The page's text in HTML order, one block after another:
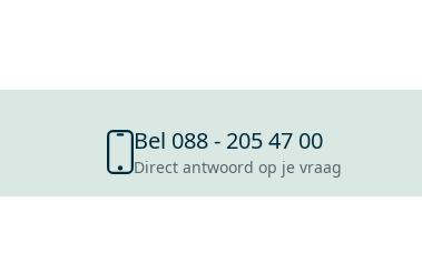
Bel 088 - 205 47 00
Direct antwoord op je vraag